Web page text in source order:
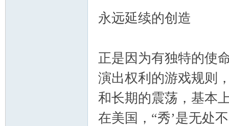
永远延续的创造
正是因为有独特的使
演出权利的游戏规则
和长期的震荡，基本
在美国，“秀’是无处